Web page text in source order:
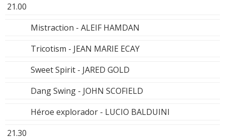
21.00
Mistraction - ALEIF HAMDAN
Tricotism - JEAN MARIE ECAY
Sweet Spirit - JARED GOLD
Dang Swing - JOHN SCOFIELD
Héroe explorador - LUCIO BALDUINI
21.30